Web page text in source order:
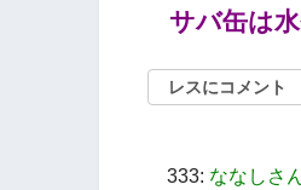
サバ缶は
レスにコメント
333: ななしさ